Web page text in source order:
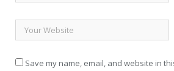
Save my name, email, and website in